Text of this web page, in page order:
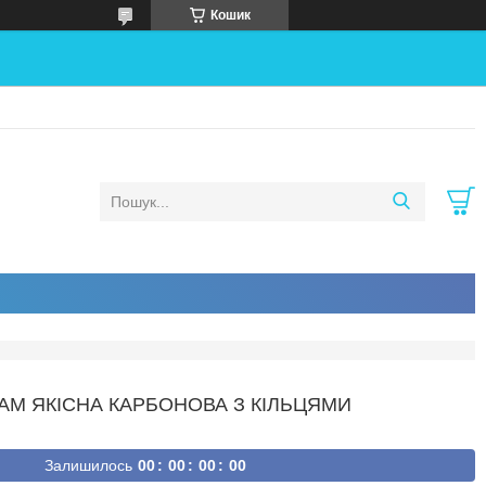
Кошик
ЯКІСНА КАРБОНОВА З КІЛЬЦЯМИ
Залишилось 00 00 00 00